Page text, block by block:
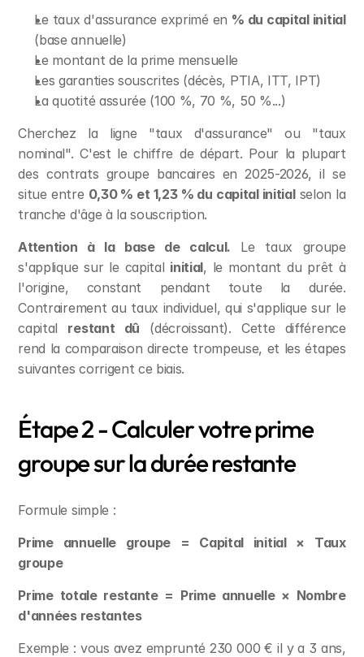
Le taux d'assurance exprimé en % du capital initial
(base annuelle)
Le montant de la prime mensuelle
Les garanties souscrites (décès, PTIA, ITT, IPT)
La quotité assurée (100 %, 70 %, 50 %...)
Cherchez la ligne "taux d'assurance" ou "taux
nominal". C'est le chiffre de départ. Pour la plupart
des contrats groupe bancaires en 2025-2026, il se
situe entre 0,30 % et 1,23 % du capital initial selon la
tranche d'âge à la souscription.
Attention à la base de calcul. Le taux groupe
s'applique sur le capital initial, le montant du prêt à
l'origine, constant pendant toute la durée.
Contrairement au taux individuel, qui s'applique sur le
capital restant dû (décroissant). Cette différence
rend la comparaison directe trompeuse, et les étapes
suivantes corrigent ce biais.
Étape 2 - Calculer votre prime
groupe sur la durée restante
Formule simple :
Prime annuelle groupe = Capital initial × Taux
groupe
Prime totale restante = Prime annuelle × Nombre
d'années restantes
Exemple : vous avez emprunté 230 000 € il y a 3 ans,